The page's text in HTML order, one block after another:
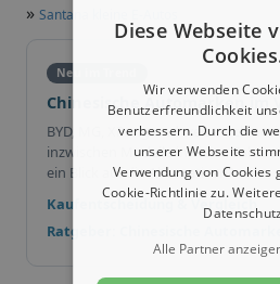
» Santana kleine E-Autos
Neu im Trend
Chinesische Automarken im
BYD, MG, XPeng und weitere
inzwischen Modelle in vielen
ein Blick auf die Alternativen?
Kaufentscheidung & Vergleich
Ratgeber: Chinesische
Diese Webseite
Wir verwenden
Benutzerfreundlichkeit
verbessern. Durch die
unserer Webseite
Verwendung von Cookies
Cookie-Richtlinie zu.
Datenschutz
Alle Partner